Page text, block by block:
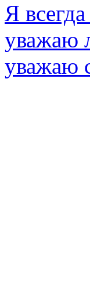
Я
уважаю
уважаю